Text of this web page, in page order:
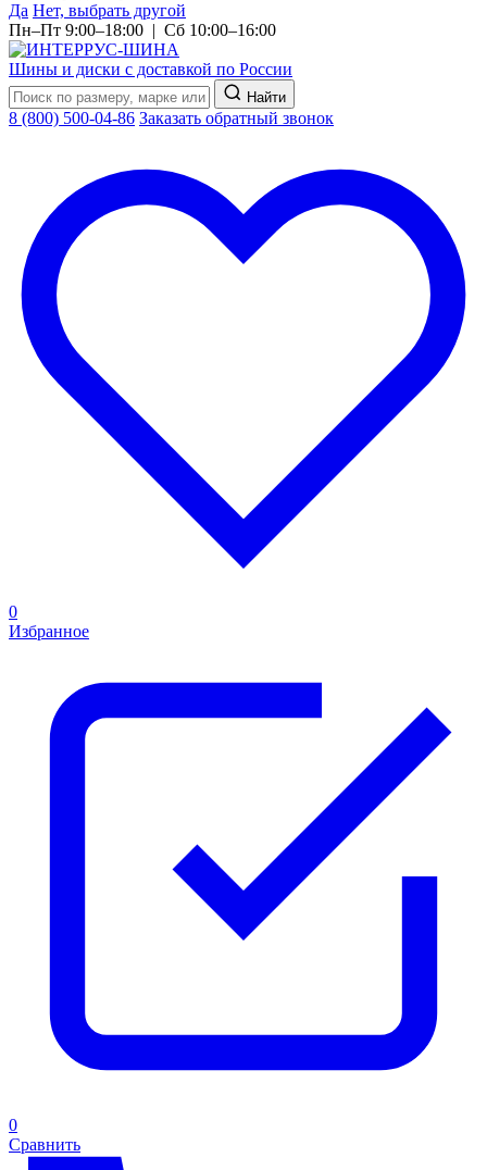
Да Нет, выбрать другой
Пн–Пт 9:00–18:00 | Сб 10:00–16:00
Шины и диски с доставкой по России
Найти
8 (800) 500-04-86 Заказать обратный звонок
0
Избранное
0
Сравнить